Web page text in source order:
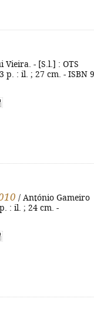
Vieira. - [S.l.] : OTS
p. : il. ; 27 cm. - ISBN
/ António Gameiro
: il. ; 24 cm. -